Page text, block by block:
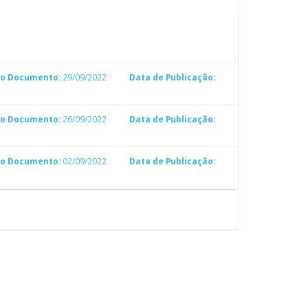
Documento: 29/09/2022
Data de Publicação:
Documento: 26/09/2022
Data de Publicação:
Documento: 02/09/2022
Data de Publicação: